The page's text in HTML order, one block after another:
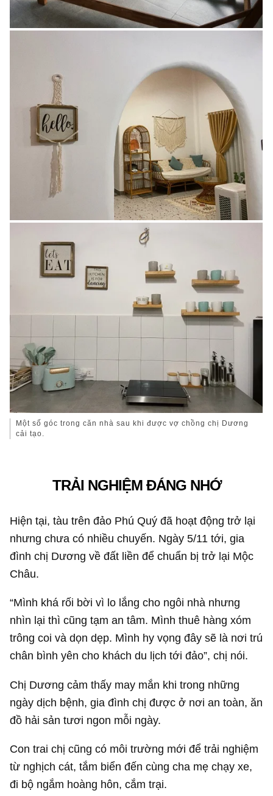
Một số góc trong căn nhà sau khi được vợ chồng chị Dương
cải tạo.
TRẢI NGHIỆM ĐÁNG NHỚ
Hiện tại, tàu trên đảo Phú Quý đã hoạt động trở lại
nhưng chưa có nhiều chuyến. Ngày 5/11 tới, gia
đình chị Dương về đất liền để chuẩn bị trở lại Mộc
Châu.
“Mình khá rối bời vì lo lắng cho ngôi nhà nhưng
nhìn lại thì cũng tạm an tâm. Mình thuê hàng xóm
trông coi và dọn dẹp. Mình hy vọng đây sẽ là nơi trú
chân bình yên cho khách du lịch tới đảo”, chị nói.
Chị Dương cảm thấy may mắn khi trong những
ngày dịch bệnh, gia đình chị được ở nơi an toàn, ăn
đồ hải sản tươi ngon mỗi ngày.
Con trai chị cũng có môi trường mới để trải nghiệm
từ nghịch cát, tắm biển đến cùng cha mẹ chạy xe,
đi bộ ngắm hoàng hôn, cắm trại.